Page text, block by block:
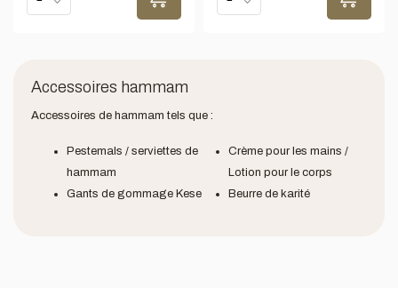
Accessoires hammam
Accessoires de hammam tels que :
Pestemals / serviettes de
hammam
Gants de gommage Kese
Crème pour les mains /
Lotion pour le corps
Beurre de karité